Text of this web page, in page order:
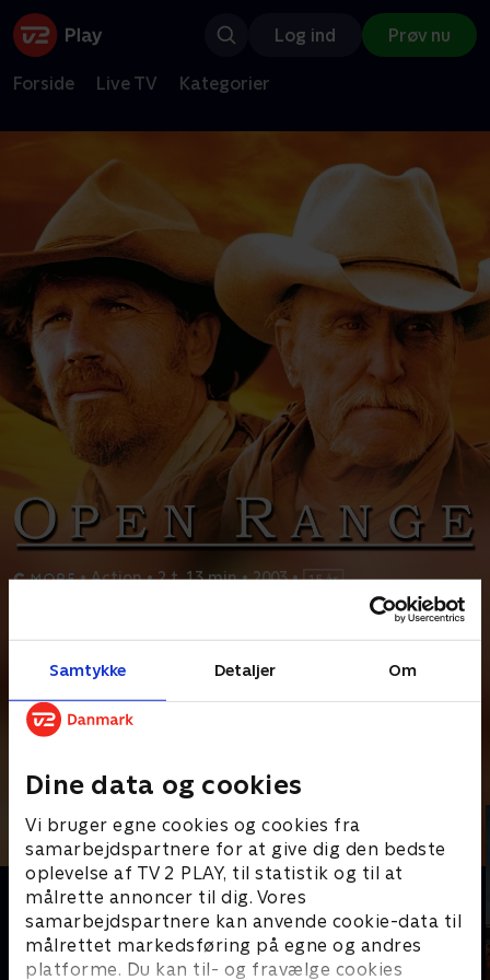
Samtykke Detaljer Om
Dine data og cookies
Vi bruger egne cookies og cookies fra
samarbejdspartnere for at give dig den bedste
oplevelse af TV 2 PLAY, til statistik og til at
målrette annoncer til dig. Vores
samarbejdspartnere kan anvende cookie-data til
målrettet markedsføring på egne og andres
platforme. Du kan til- og fravælge cookies
Log ind Prøv nu
Forside Live TV Kategorier
• Action • 2 t. 13 min • 2003 •
"Boss" Spearman er kvægejer, der med daglejerne Charley, Mose
og Button driver sin fritgående kvægbesætning på
Prøv TV 2 Play*
*Kræver pakken Basis. Administrer dit abonnement på Mit TV 2.
Andre så også